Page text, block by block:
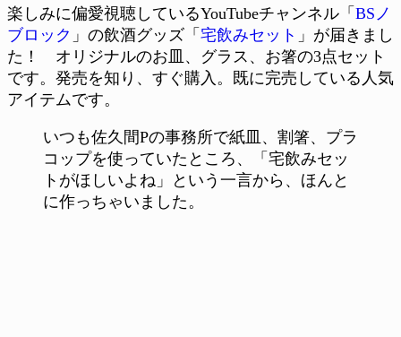
楽しみに偏愛視聴しているYouTubeチャンネル「 BSノ
ブロック 」の飲酒グッズ「 宅飲みセット 」が届きまし
た！ オリジナルのお皿、グラス、お箸の3点セット
です。発売を知り、すぐ購入。既に完売している人気
アイテムです。
いつも佐久間Pの事務所で紙皿、割箸、プラ
コップを使っていたところ、「宅飲みセッ
トがほしいよね」という一言から、ほんと
に作っちゃいました。